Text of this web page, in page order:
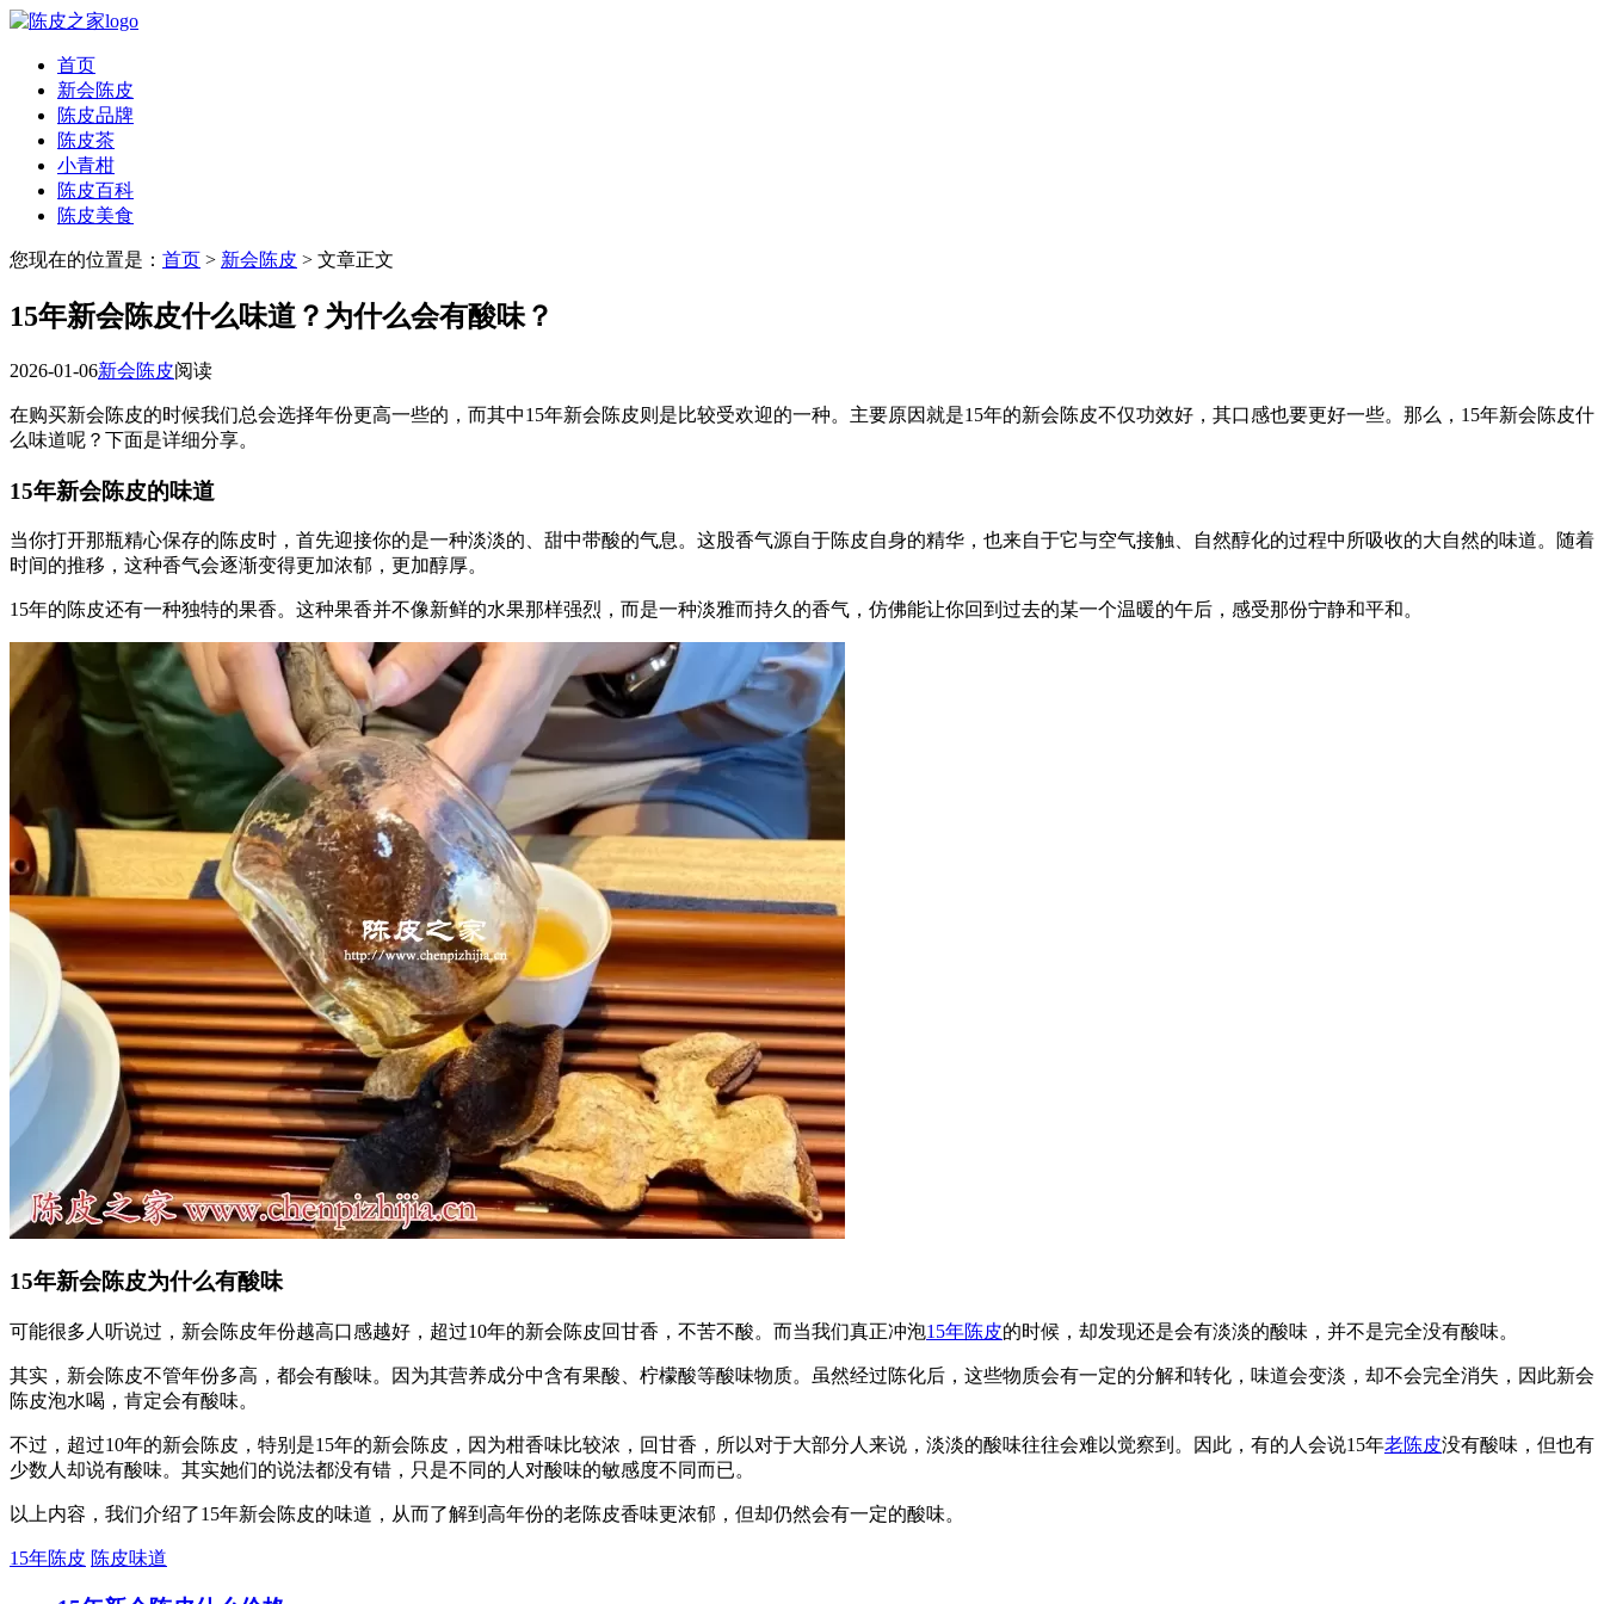
首页
新会陈皮
陈皮品牌
陈皮茶
小青柑
陈皮百科
陈皮美食
您现在的位置是： 首页 > 新会陈皮 > 文章正文
15年新会陈皮什么味道？为什么会有酸味？
2026-01-06新会陈皮阅读
在购买新会陈皮的时候我们总会选择年份更高一些的，而其中15年新会陈皮则是比较受欢迎的一种。主要原因就是15年的新会陈皮不仅功效好，其口感也要更好一些。那么，15年新会陈皮什
么味道呢？下面是详细分享。
15年新会陈皮的味道
当你打开那瓶精心保存的陈皮时，首先迎接你的是一种淡淡的、甜中带酸的气息。这股香气源自于陈皮自身的精华，也来自于它与空气接触、自然醇化的过程中所吸收的大自然的味道。随着
时间的推移，这种香气会逐渐变得更加浓郁，更加醇厚。
15年的陈皮还有一种独特的果香。这种果香并不像新鲜的水果那样强烈，而是一种淡雅而持久的香气，仿佛能让你回到过去的某一个温暖的午后，感受那份宁静和平和。
15年新会陈皮为什么有酸味
可能很多人听说过，新会陈皮年份越高口感越好，超过10年的新会陈皮回甘香，不苦不酸。而当我们真正冲泡15年陈皮的时候，却发现还是会有淡淡的酸味，并不是完全没有酸味。
其实，新会陈皮不管年份多高，都会有酸味。因为其营养成分中含有果酸、柠檬酸等酸味物质。虽然经过陈化后，这些物质会有一定的分解和转化，味道会变淡，却不会完全消失，因此新会
陈皮泡水喝，肯定会有酸味。
不过，超过10年的新会陈皮，特别是15年的新会陈皮，因为柑香味比较浓，回甘香，所以对于大部分人来说，淡淡的酸味往往会难以觉察到。因此，有的人会说15年老陈皮没有酸味，但也有
少数人却说有酸味。其实她们的说法都没有错，只是不同的人对酸味的敏感度不同而已。
以上内容，我们介绍了15年新会陈皮的味道，从而了解到高年份的老陈皮香味更浓郁，但却仍然会有一定的酸味。
15年陈皮 陈皮味道